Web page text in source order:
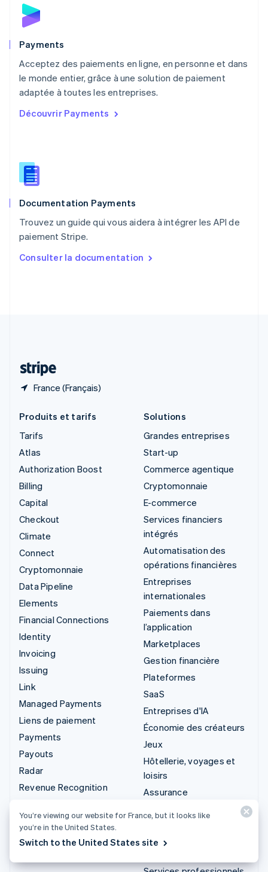
Payments
Acceptez des paiements en ligne, en personne et dans
le monde entier, grâce à une solution de paiement
adaptée à toutes les entreprises.
Découvrir Payments
Documentation Payments
Trouvez un guide qui vous aidera à intégrer les API de
paiement Stripe.
Consulter la documentation
France (Français)
Norvège
English
English
NederlandsEnglish
Pologne
English
PortuguêsEnglish
English
Roumanie
Royaume-Uni
Singapour
English 简体中文
English
Produits et tarifs
Tarifs
Atlas
Authorization Boost
Billing
Capital
Checkout
Climate
Connect
Cryptomonnaie
Data Pipeline
Elements
Financial Connections
Identity
Invoicing
Issuing
Link
Managed Payments
Liens de paiement
Payments
Payouts
Radar
Revenue Recognition
Stripe Tax
Terminal
Solutions
Grandes entreprises
Start-up
Commerce agentique
Cryptomonnaie
E-commerce
Services financiers
intégrés
Automatisation des
opérations financières
Entreprises
internationales
Paiements dans
l’application
Marketplaces
Gestion financière
Plateformes
SaaS
Entreprises d'IA
Économie des créateurs
Jeux
Hôtellerie, voyages et
loisirs
Assurance
divertissements
Organisations à but non
You’re viewing our website for France, but it looks like
you’re in the United States.
Switch to the United States site